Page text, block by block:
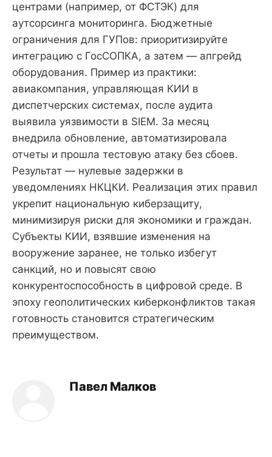
центрами (например, от ФСТЭК) для
аутсорсинга мониторинга. Бюджетные
ограничения для ГУПов: приоритизируйте
интеграцию с ГосСОПКА, а затем — апгрейд
оборудования. Пример из практики:
авиакомпания, управляющая КИИ в
диспетчерских системах, после аудита
выявила уязвимости в SIEM. За месяц
внедрила обновление, автоматизировала
отчеты и прошла тестовую атаку без сбоев.
Результат — нулевые задержки в
уведомлениях НКЦКИ. Реализация этих правил
укрепит национальную киберзащиту,
минимизируя риски для экономики и граждан.
Субъекты КИИ, взявшие изменения на
вооружение заранее, не только избегут
санкций, но и повысят свою
конкурентоспособность в цифровой среде. В
эпоху геополитических киберконфликтов такая
готовность становится стратегическим
преимуществом.
Павел Малков